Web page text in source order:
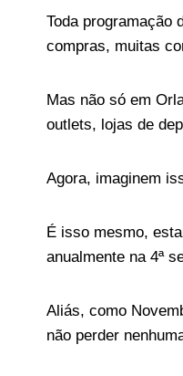
Toda programação
compras, muitas
Mas não só em
outlets, lojas de
Agora, imaginem
É isso mesmo,
anualmente na 4ª
Aliás, como
não perder